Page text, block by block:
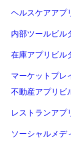
ヘルスケアアプ
内部ツールビル
在庫アプリビル
マーケットプレ
不動産アプリビ
レストランアプ
ソーシャルメデ